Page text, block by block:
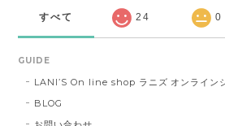
すべて 24 0
GUIDE
LANI’S On line shop ラニズ オンライン
BLOG